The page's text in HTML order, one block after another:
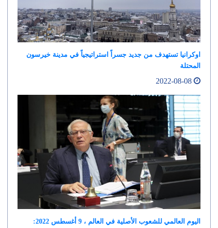
اوكرانيا تستهدف من جديد جسراً استراتيجياً في مدينة خيرسون
المحتلة
اليوم العالمي للشعوب الأصلية في العالم ، 9 أغسطس 2022: